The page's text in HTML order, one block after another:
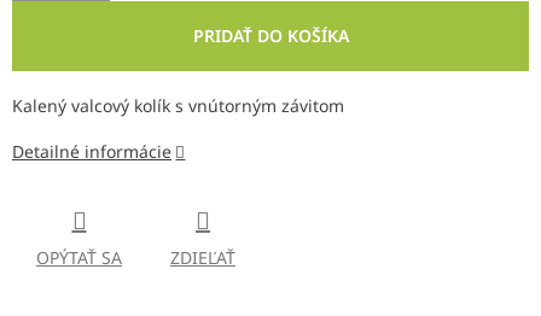
PRIDAŤ DO KOŠÍKA
Kalený valcový kolík s vnútorným závitom
Detailné informácie
OPÝTAŤ SA ZDIEĽAŤ